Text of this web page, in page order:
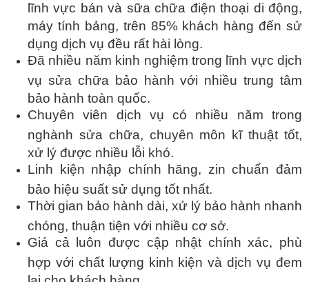
lĩnh vực bán và sữa chữa điện thoại di động,
máy tính bảng, trên 85% khách hàng đến sử
dụng dịch vụ đều rất hài lòng.
Đã nhiều năm kinh nghiệm trong lĩnh vực dịch
vụ sửa chữa bảo hành với nhiều trung tâm
bảo hành toàn quốc.
Chuyên viên dịch vụ có nhiều năm trong
nghành sửa chữa, chuyên môn kĩ thuật tốt,
xử lý được nhiều lỗi khó.
Linh kiện nhập chính hãng, zin chuẩn đảm
bảo hiệu suất sử dụng tốt nhất.
Thời gian bảo hành dài, xử lý bảo hành nhanh
chóng, thuận tiện với nhiều cơ sở.
Giá cả luôn được cập nhật chính xác, phù
hợp với chất lượng kinh kiện và dịch vụ đem
lại cho khách hàng.